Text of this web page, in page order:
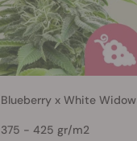
Blueberry x White Widow
375 - 425 gr/m2